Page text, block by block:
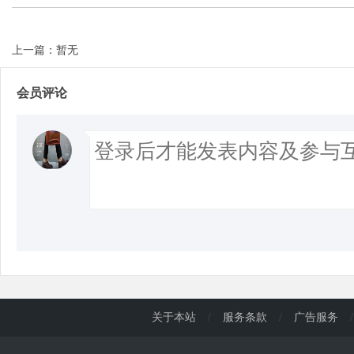
上一篇：暂无
会员评论
关于本站 / 服务条款 / 广告服务 /